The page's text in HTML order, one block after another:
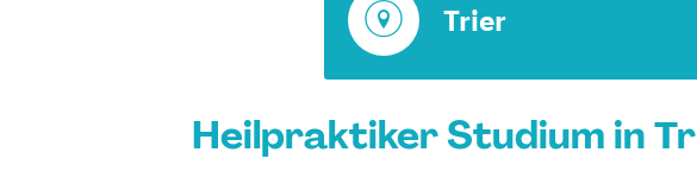
Trier
Heilpraktiker Studium in